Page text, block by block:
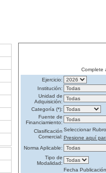
Complete
Ejercicio:
Institución:
Unidad de
Adquisición:
Categoría (*):
Fuente de
Financiamiento:
Clasificación
Comercial:
Seleccionar Rubro
Presione aquí
Norma Aplicable:
Tipo de
Modalidad:
Fecha Publicación